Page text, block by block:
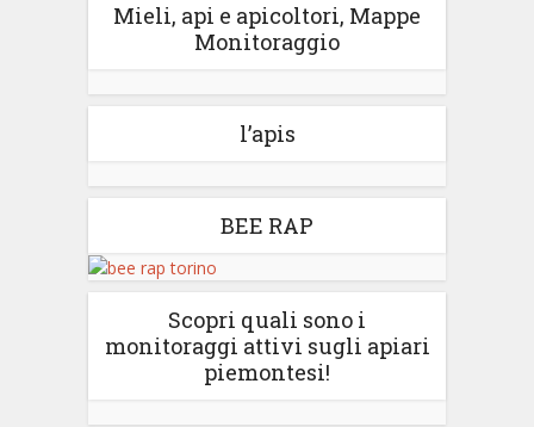
Mieli, api e apicoltori, Mappe
Monitoraggio
l’apis
BEE RAP
Scopri quali sono i
monitoraggi attivi sugli apiari
piemontesi!